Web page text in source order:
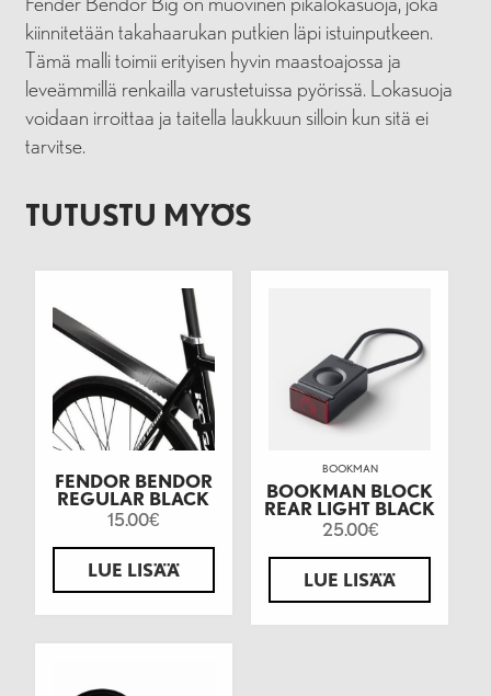
kiinnitetään takahaarukan putkien läpi istuinputkeen.
Tämä malli toimii erityisen hyvin maastoajossa ja
leveämmillä renkailla varustetuissa pyörissä. Lokasuoja
voidaan irroittaa ja taitella laukkuun silloin kun sitä ei
tarvitse.
TUTUSTU MYÖS
FENDOR BENDOR
REGULAR BLACK
15.00€
LUE LISÄÄ
BOOKMAN
BOOKMAN BLOCK
REAR LIGHT BLACK
25.00€
LUE LISÄÄ